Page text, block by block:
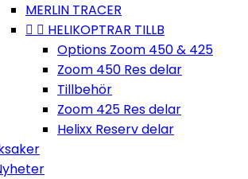
MERLIN TRACER
  HELIKOPTRAR TILLB
Options Zoom 450 & 425
Zoom 450 Res delar
Tillbehör
Zoom 425 Res delar
Helixx Reserv delar